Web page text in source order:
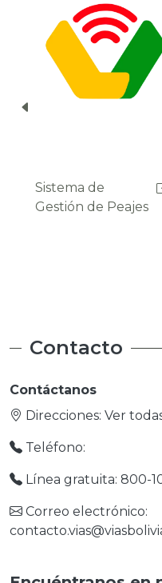
Ministerio de
Obras Públicas
Contacto
Contáctanos
Direcciones: Ver
Teléfono:
Línea gratuita: 800-
Correo electrónico: